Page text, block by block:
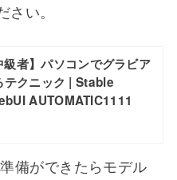
い。
級者】パソコンでグラビア
テクニック | Stable
AUTOMATIC1111
備ができたらモデル